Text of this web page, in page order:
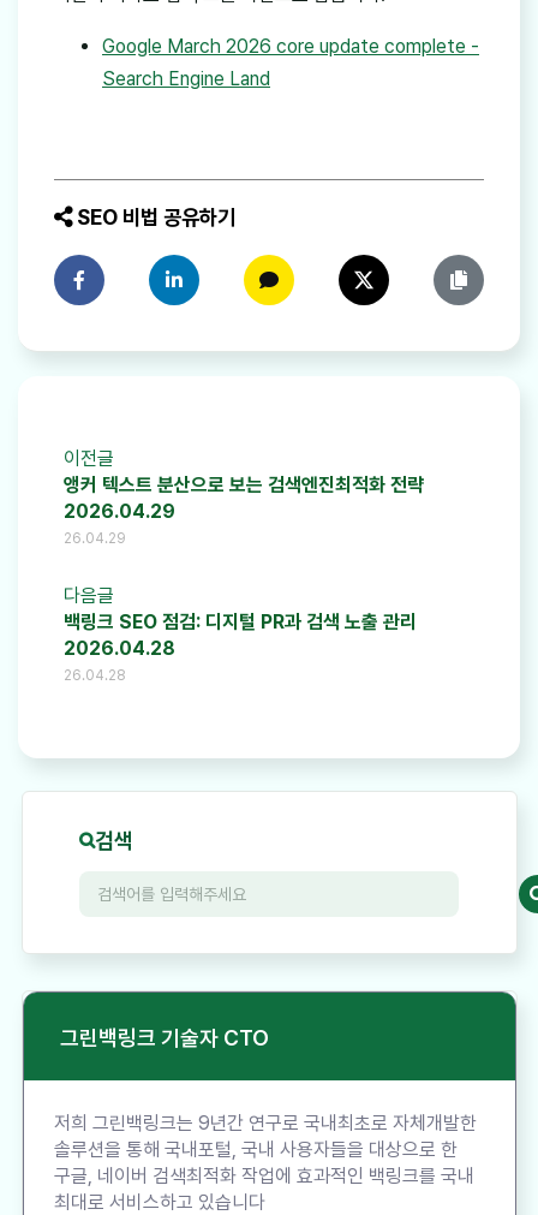
Google March 2026 core update complete -
Search Engine Land
SEO 비법 공유하기
페이스북에 공유하기링크드인에 공유하기카카오톡에 공유하기트위터에 공유하기링크 복사
이전글
앵커 텍스트 분산으로 보는 검색엔진최적화 전략
2026.04.29
26.04.29
다음글
백링크 SEO 점검: 디지털 PR과 검색 노출 관리
2026.04.28
26.04.28
검색
그린백링크 기술자 CTO
저희 그린백링크는 9년간 연구로 국내최초로 자체개발한
솔루션을 통해 국내포털, 국내 사용자들을 대상으로 한
구글, 네이버 검색최적화 작업에 효과적인 백링크를 국내
최대로 서비스하고 있습니다